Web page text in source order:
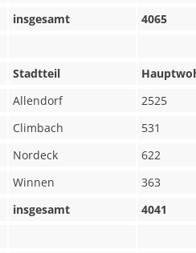
insgesamt
4065
Stadtteil
Allendorf
2525
Climbach
531
Nordeck
622
Winnen
363
insgesamt
4041